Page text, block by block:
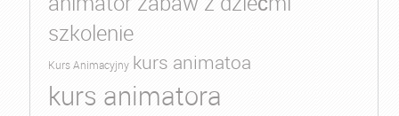
szkolenie
Kurs Animacyjny kurs animatoa
kurs animatora